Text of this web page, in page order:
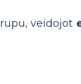
veidojot